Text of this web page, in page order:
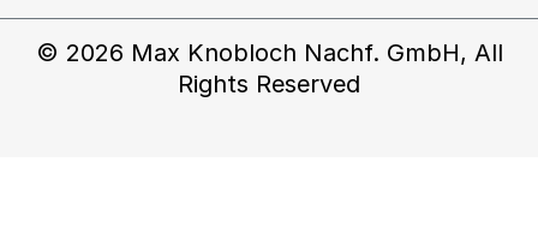
© 2026 Max Knobloch Nachf. GmbH, All
Rights Reserved